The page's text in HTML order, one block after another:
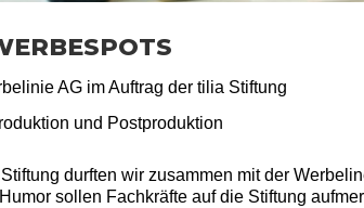
AG im Auftrag der tilia Stiftung
und Postproduktion
durften wir zusammen mit der
sollen Fachkräfte auf die Stiftung